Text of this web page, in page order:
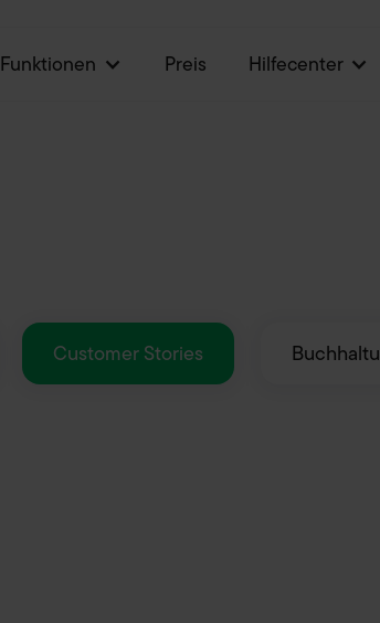
Funktionen Preis Hilfecenter
Customer Stories